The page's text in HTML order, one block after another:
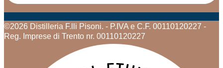
©2026 Distilleria F.lli Pisoni. - P.IVA e C.F. 00110120227 -
Reg. Imprese di Trento nr. 00110120227